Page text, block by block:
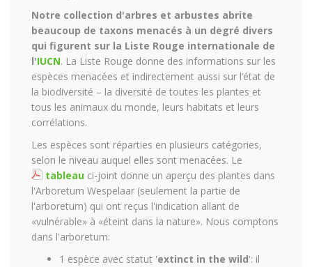
Notre collection d'arbres et arbustes abrite
beaucoup de taxons menacés à un degré divers
qui figurent sur la Liste Rouge internationale de
l'IUCN. La Liste Rouge donne des informations sur les
espèces menacées et indirectement aussi sur l’état de
la biodiversité – la diversité de toutes les plantes et
tous les animaux du monde, leurs habitats et leurs
corrélations.
Les espèces sont réparties en plusieurs catégories,
selon le niveau auquel elles sont menacées. Le
tableau ci-joint donne un aperçu des plantes dans
l'Arboretum Wespelaar (seulement la partie de
l'arboretum) qui ont reçus l'indication allant de
«vulnérable» à «éteint dans la nature». Nous comptons
dans l'arboretum:
1 espèce avec statut 'extinct in the wild': il